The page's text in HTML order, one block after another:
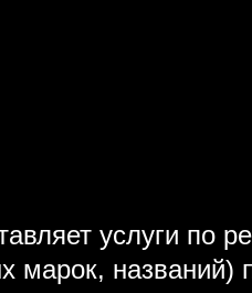
услуги по
марок, названий)